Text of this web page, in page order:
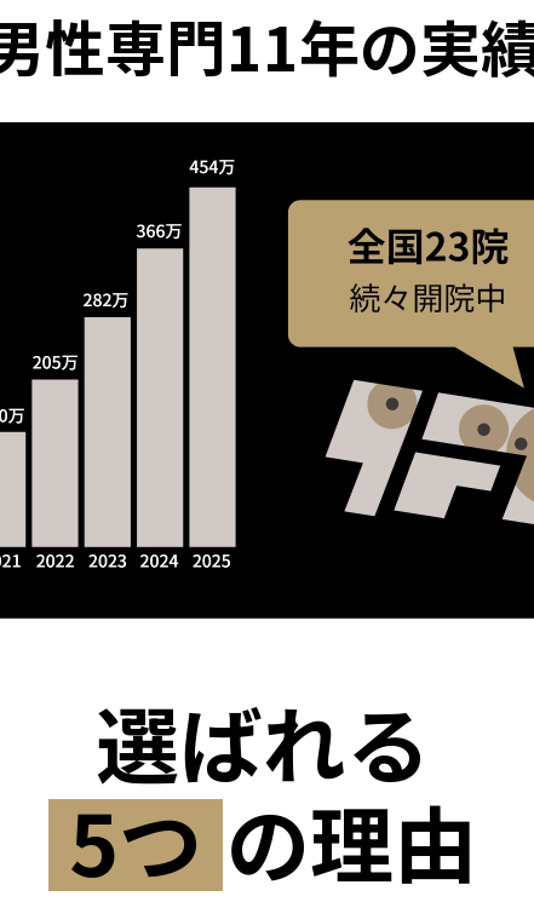
性専門11年の実
選ばれる
5つ の理由